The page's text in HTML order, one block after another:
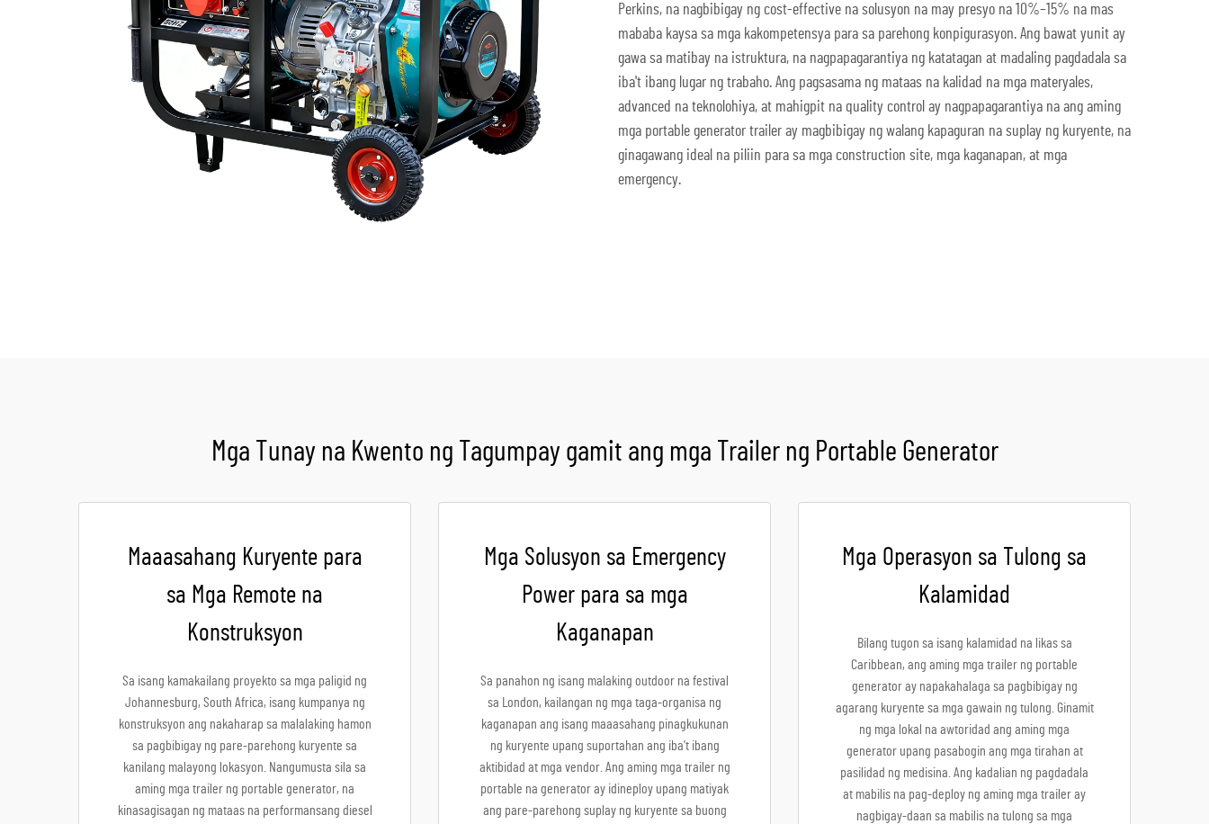
Perkins, na nagbibigay ng cost-effective na solusyon na may presyo na 10%–15% na mas
mababa kaysa sa mga kakompetensya para sa parehong konpigurasyon. Ang bawat yunit ay
gawa sa matibay na istruktura, na nagpapagarantiya ng katatagan at madaling pagdadala sa
iba't ibang lugar ng trabaho. Ang pagsasama ng mataas na kalidad na mga materyales,
advanced na teknolohiya, at mahigpit na quality control ay nagpapagarantiya na ang aming
mga portable generator trailer ay magbibigay ng walang kapaguran na suplay ng kuryente, na
ginagawang ideal na piliin para sa mga construction site, mga kaganapan, at mga
emergency.
Mga Tunay na Kwento ng Tagumpay gamit ang mga Trailer ng Portable Generator
Maaasahang Kuryente para
sa Mga Remote na
Konstruksyon
Sa isang kamakailang proyekto sa mga paligid ng
Johannesburg, South Africa, isang kumpanya ng
konstruksyon ang nakaharap sa malalaking hamon
sa pagbibigay ng pare-parehong kuryente sa
kanilang malayong lokasyon. Nangumusta sila sa
aming mga trailer ng portable generator, na
kinasagisagan ng mataas na performansang diesel
Mga Solusyon sa Emergency
Power para sa mga
Kaganapan
Sa panahon ng isang malaking outdoor na festival
sa London, kailangan ng mga taga-organisa ng
kaganapan ang isang maaasahang pinagkukunan
ng kuryente upang suportahan ang iba't ibang
aktibidad at mga vendor. Ang aming mga trailer ng
portable na generator ay idineploy upang matiyak
ang pare-parehong suplay ng kuryente sa buong
Mga Operasyon sa Tulong sa
Kalamidad
Bilang tugon sa isang kalamidad na likas sa
Caribbean, ang aming mga trailer ng portable
generator ay napakahalaga sa pagbibigay ng
agarang kuryente sa mga gawain ng tulong. Ginamit
ng mga lokal na awtoridad ang aming mga
generator upang pasabogin ang mga tirahan at
pasilidad ng medisina. Ang kadalian ng pagdadala
at mabilis na pag-deploy ng aming mga trailer ay
nagbigay-daan sa mabilis na tulong sa mga